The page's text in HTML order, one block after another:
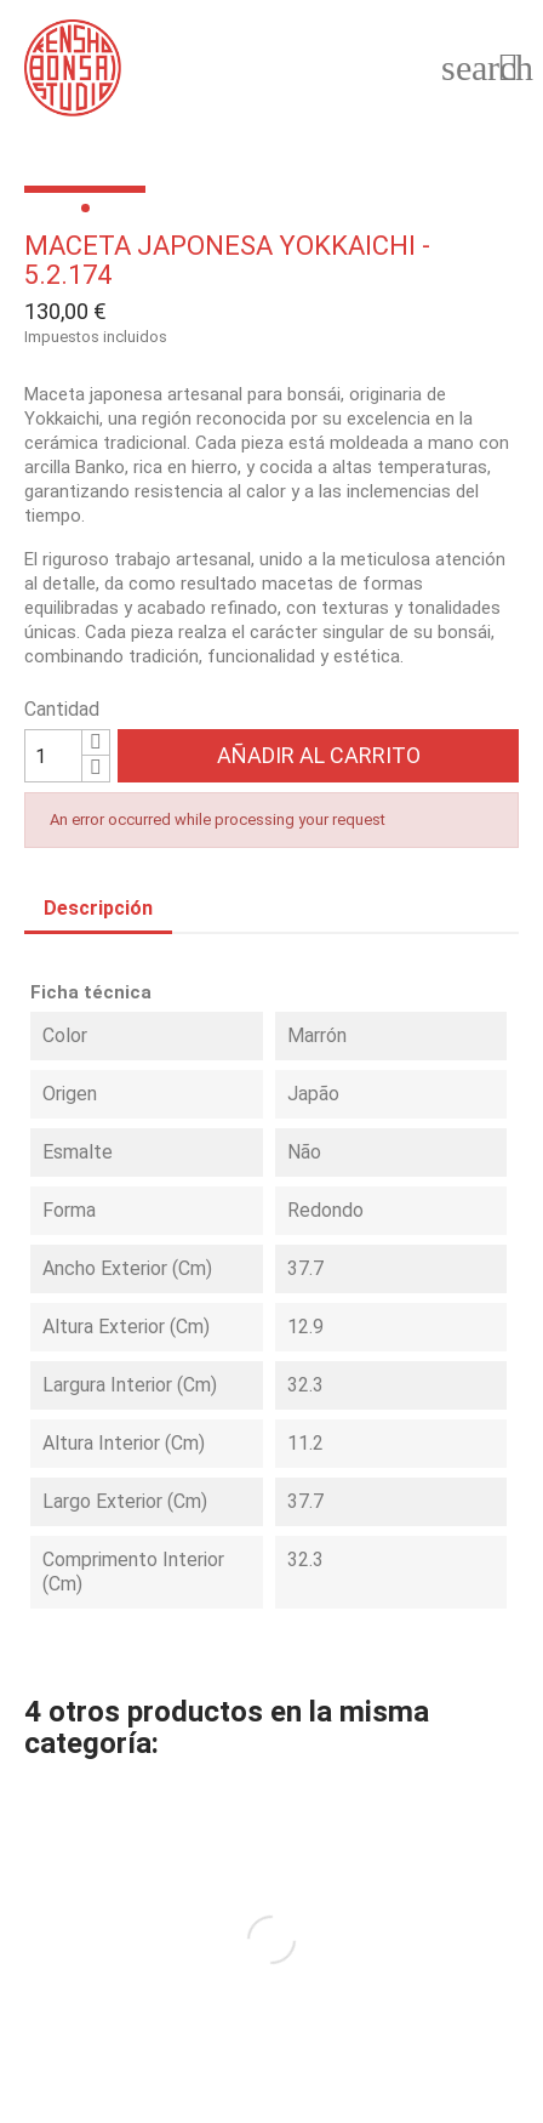

search
MACETA JAPONESA YOKKAICHI -
5.2.174
130,00 €
Impuestos incluidos
Maceta japonesa artesanal para bonsái, originaria de
Yokkaichi, una región reconocida por su excelencia en la
cerámica tradicional. Cada pieza está moldeada a mano con
arcilla Banko, rica en hierro, y cocida a altas temperaturas,
garantizando resistencia al calor y a las inclemencias del
tiempo.
El riguroso trabajo artesanal, unido a la meticulosa atención
al detalle, da como resultado macetas de formas
equilibradas y acabado refinado, con texturas y tonalidades
únicas. Cada pieza realza el carácter singular de su bonsái,
combinando tradición, funcionalidad y estética.
Cantidad
AÑADIR AL CARRITO
An error occurred while processing your request
Descripción
Ficha técnica
Color Marrón
Origen Japão
Esmalte Não
Forma Redondo
Ancho Exterior (cm) 37.7
Altura Exterior (cm) 12.9
Largura Interior (cm) 32.3
Altura Interior (cm) 11.2
Largo Exterior (cm) 37.7
Comprimento Interior
(cm)
32.3
4 otros productos en la misma
categoría: